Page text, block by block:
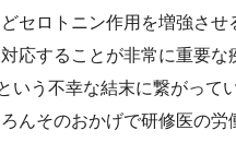
セロトニン作用を増強さ
応することが非常に重要
いう不幸な結末に繋がって
んそのおかげで研修医の